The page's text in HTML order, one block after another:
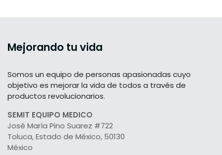
Mejorando tu vida
Somos un equipo de personas apasionadas cuyo
objetivo es mejorar la vida de todos a través de
productos revolucionarios.
SEMIT EQUIPO MEDICO
José María Pino Suarez #722
Toluca, Estado de México, 50130
México